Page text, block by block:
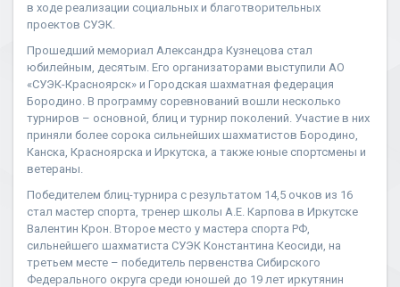
в ходе реализации социальных и благотворительных
проектов СУЭК.
Прошедший мемориал Александра Кузнецова стал
юбилейным, десятым. Его организаторами выступили АО
«СУЭК-Красноярск» и Городская шахматная федерация
Бородино. В программу соревнований вошли несколько
турниров – основной, блиц и турнир поколений. Участие в них
приняли более сорока сильнейших шахматистов Бородино,
Канска, Красноярска и Иркутска, а также юные спортсмены и
ветераны.
Победителем блиц-турнира с результатом 14,5 очков из 16
стал мастер спорта, тренер школы А.Е. Карпова в Иркутске
Валентин Крон. Второе место у мастера спорта РФ,
сильнейшего шахматиста СУЭК Константина Кеосиди, на
третьем месте – победитель первенства Сибирского
Федерального округа среди юношей до 19 лет иркутянин